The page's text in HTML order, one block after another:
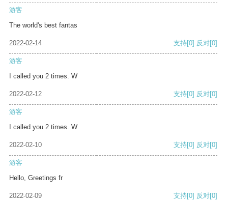
游客
The world's best fantas
2022-02-14 支持[0] 反对[0]
游客
I called you 2 times. W
2022-02-12 支持[0] 反对[0]
游客
I called you 2 times. W
2022-02-10 支持[0] 反对[0]
游客
Hello, Greetings fr
2022-02-09 支持[0] 反对[0]